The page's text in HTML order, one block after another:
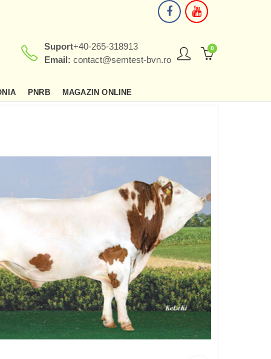
Suport+40-265-318913
Email: contact@semtest-bvn.ro
0
PNRB MAGAZIN ONLINE